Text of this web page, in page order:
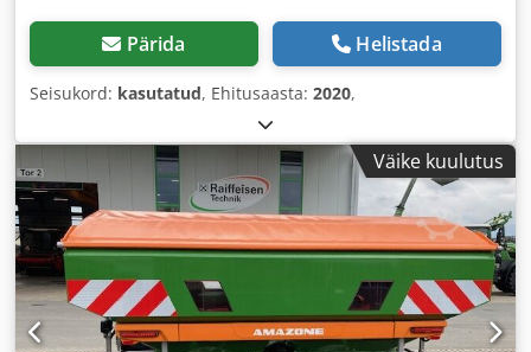
Pärida Helistada
Seisukord: kasutatud, Ehitusaasta: 2020,
Väike kuulutus